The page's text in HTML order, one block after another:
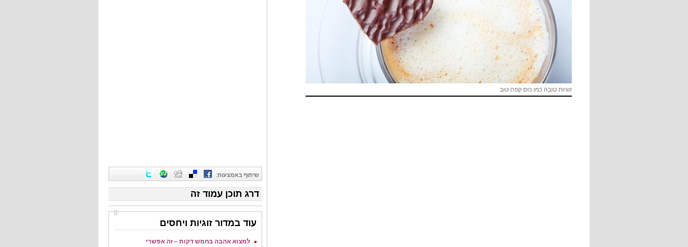
זוגיות טובה כמו כוס קפה טוב
שיתוף באמצעות:
דרג תוכן עמוד זה
0
עוד במדור זוגיות ויחסים
למצוא אהבה בחמש דקות – זה אפשרי